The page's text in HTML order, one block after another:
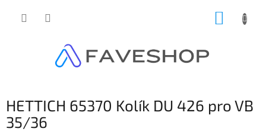
HETTICH 65370 Kolík DU 426 pro VB
35/36